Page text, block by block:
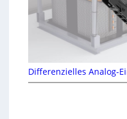
Differenzielles Analog-